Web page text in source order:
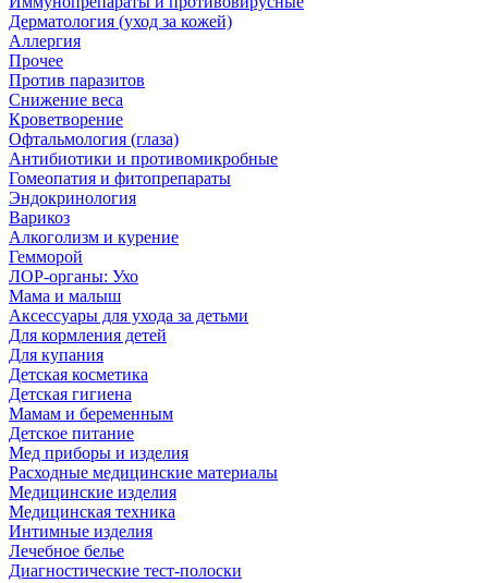
Дерматология (уход за кожей)
Аллергия
Прочее
Против паразитов
Снижение веса
Кроветворение
Офтальмология (глаза)
Антибиотики и противомикробные
Гомеопатия и фитопрепараты
Эндокринология
Варикоз
Алкоголизм и курение
Гемморой
ЛОР-органы: Ухо
Мама и малыш
Аксессуары для ухода за детьми
Для кормления детей
Для купания
Детская косметика
Детская гигиена
Мамам и беременным
Детское питание
Мед приборы и изделия
Расходные медицинские материалы
Медицинские изделия
Медицинская техника
Интимные изделия
Лечебное белье
Диагностические тест-полоски